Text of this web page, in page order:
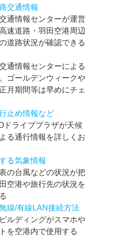
交通情報
通情報センターが運営
速道路・羽田空港周辺
道路状況が確認できる
通情報センターによる
ゴールデンウィークや
月期間等は早めにチェ
止め情報など
ドライブプラザが天候
る通行情報を詳しくお
る気象情報
の台風などの状況が把
空港や旅行先の状況を
線/有線LAN接続方法
ルディングがスマホや
を空港内で使用する